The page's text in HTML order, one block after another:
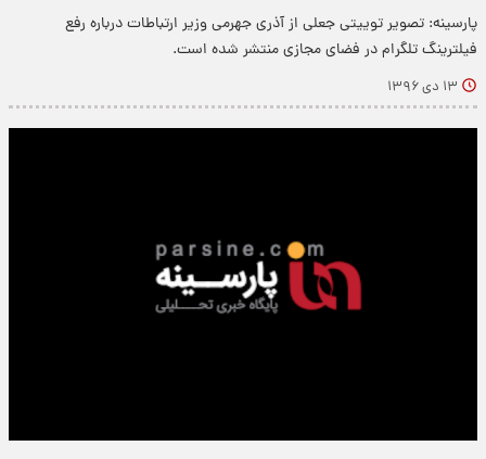
پارسینه: تصویر توییتی جعلی از آذری جهرمی وزیر ارتباطات درباره رفع
فیلترینگ تلگرام در فضای مجازی منتشر شده است.
۱۳ دی ۱۳۹۶